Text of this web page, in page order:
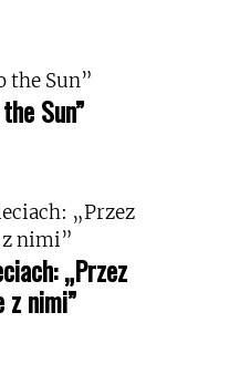
Sun”
„Przez
z nimi”